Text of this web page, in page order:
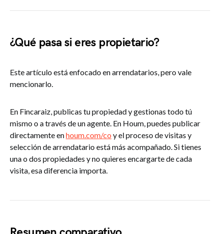
¿Qué pasa si eres propietario?
Este artículo está enfocado en arrendatarios, pero vale
mencionarlo.
En Fincaraiz, publicas tu propiedad y gestionas todo tú
mismo o a través de un agente. En Houm, puedes publicar
directamente enhoum.com/co y el proceso de visitas y
selección de arrendatario está más acompañado. Si tienes
una o dos propiedades y no quieres encargarte de cada
visita, esa diferencia importa.